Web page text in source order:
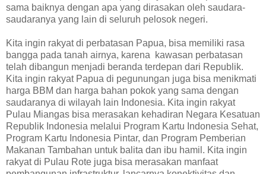
sama baiknya dengan apa yang dirasakan oleh saudara-
saudaranya yang lain di seluruh pelosok negeri.
Kita ingin rakyat di perbatasan Papua, bisa memiliki rasa
bangga pada tanah airnya, karena kawasan perbatasan
telah dibangun menjadi beranda terdepan dari Republik.
Kita ingin rakyat Papua di pegunungan juga bisa menikmati
harga BBM dan harga bahan pokok yang sama dengan
saudaranya di wilayah lain Indonesia. Kita ingin rakyat
Pulau Miangas bisa merasakan kehadiran Negara Kesatuan
Republik Indonesia melalui Program Kartu Indonesia Sehat,
Program Kartu Indonesia Pintar, dan Program Pemberian
Makanan Tambahan untuk balita dan ibu hamil. Kita ingin
rakyat di Pulau Rote juga bisa merasakan manfaat